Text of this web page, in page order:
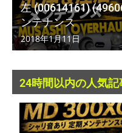
左 (00614161)
ンテナンス
2018年1月11日
24時間以内の人気記